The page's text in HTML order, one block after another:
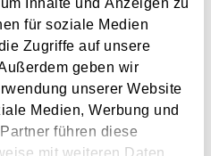
Inhalte und Anzeigen zu
für soziale Medien
Zugriffe auf unsere
geben wir
unserer Website
Medien, Werbung und
führen diese
mit weiteren Daten
Tagesgelder
ausgleichen, welche
bedingten Reisen) durch
Gastronomie resultieren –
in der...
drucken